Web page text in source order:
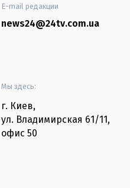
E-mail редакции
news24@24tv.com.ua
Мы здесь:
г. Киев,
ул. Владимирская 61/11,
офис 50